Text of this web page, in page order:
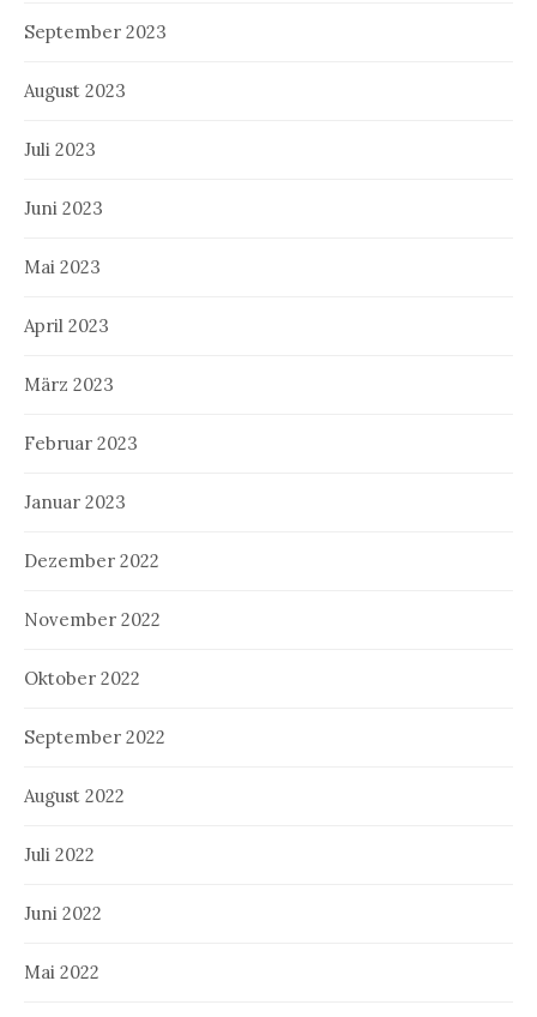
September 2023
August 2023
Juli 2023
Juni 2023
Mai 2023
April 2023
März 2023
Februar 2023
Januar 2023
Dezember 2022
November 2022
Oktober 2022
September 2022
August 2022
Juli 2022
Juni 2022
Mai 2022